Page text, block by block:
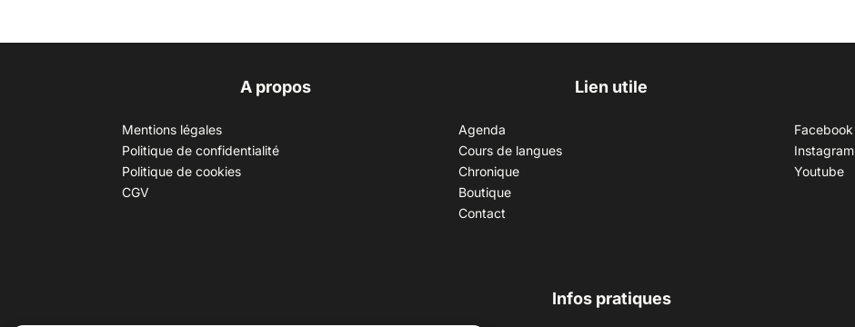
A propos
Mentions légales
Politique de confidentialité
Politique de cookies
CGV
Lien utile
Agenda
Cours de langues
Chronique
Boutique
Contact
Facebook
Instagram
Youtube
Infos pratiques